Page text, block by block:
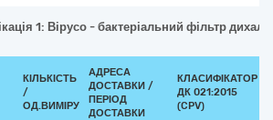
1: Вірусо - бактеріальний фільтр
КІЛЬКІСТЬ
/
ОД.ВИМІРУ
АДРЕСА
ДОСТАВКИ /
ПЕРІОД
ДОСТАВКИ
КЛАСИФІКАТОР
ДК 021:2015
(CPV)